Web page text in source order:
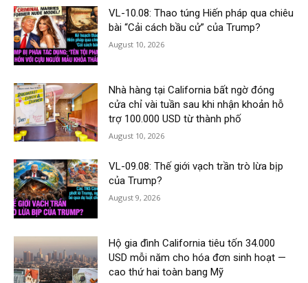
VL-10.08: Thao túng Hiến pháp qua chiêu
bài “Cải cách bầu cử” của Trump?
August 10, 2026
Nhà hàng tại California bất ngờ đóng
cửa chỉ vài tuần sau khi nhận khoản hỗ
trợ 100.000 USD từ thành phố
August 10, 2026
VL-09.08: Thế giới vạch trần trò lừa bịp
của Trump?
August 9, 2026
Hộ gia đình California tiêu tốn 34.000
USD mỗi năm cho hóa đơn sinh hoạt —
cao thứ hai toàn bang Mỹ